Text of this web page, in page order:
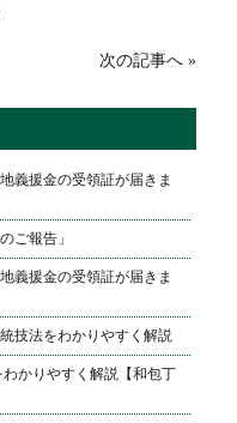
次の記事へ »
義援金の受領証が届きま
ご報告」
義援金の受領証が届きま
技法をわかりやすく解説
かりやすく解説【和包丁